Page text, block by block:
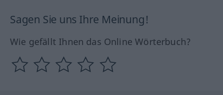
Sagen Sie uns Ihre Meinung!
Wie gefällt Ihnen das Online Wörterbuch?